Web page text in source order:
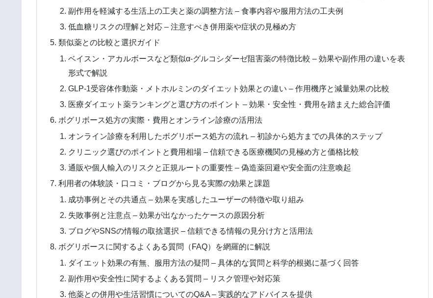
副作用を軽減する生活上の工夫と薬の調整方法 – 食事内容や服用方法の工夫例
低血糖リスクの理解と対応 – 注意すべき併用薬や症状の見極め方
類似薬との比較と選択ガイド
ベイスン・アカルボースなど類似α-グルコシダーゼ阻害薬の特徴比較 – 効果や副作用の違いを表
形式で解説
GLP-1受容体作動薬・メトホルミンのダイエット効果との違い – 作用機序と減量効果の比較
医療ダイエット薬ランキングと選び方のポイント – 効果・安全性・費用を踏まえた総合評価
ボグリボース処方の実際・費用とオンライン診療の活用法
オンライン診療を利用したボグリボース処方の流れ – 初診から処方までの具体的ステップ
クリニック選びのポイントと費用相場 – 信頼できる医療機関の見極め方と価格比較
通販や個人輸入のリスクと正規ルートの重要性 – 偽造薬回避や安全面の注意喚起
利用者の体験談・口コミ・ブログから見る実際の効果と課題
成功事例とその共通点 – 効果を実感したユーザーの特徴や取り組み
失敗事例と注意点 – 効果が出なかったケースの原因分析
ブログやSNSの情報の取捨選択 – 信頼できる情報の見分け方と活用法
ボグリボースに関するよくある質問（FAQ）を網羅的に解説
ダイエット効果の有無、服用方法の疑問 – 具体的な質問と科学的根拠に基づく回答
副作用や安全性に関するよくある質問 – リスク管理や対応策
他薬との併用や生活習慣についてのQ&A – 実践的なアドバイスを提供